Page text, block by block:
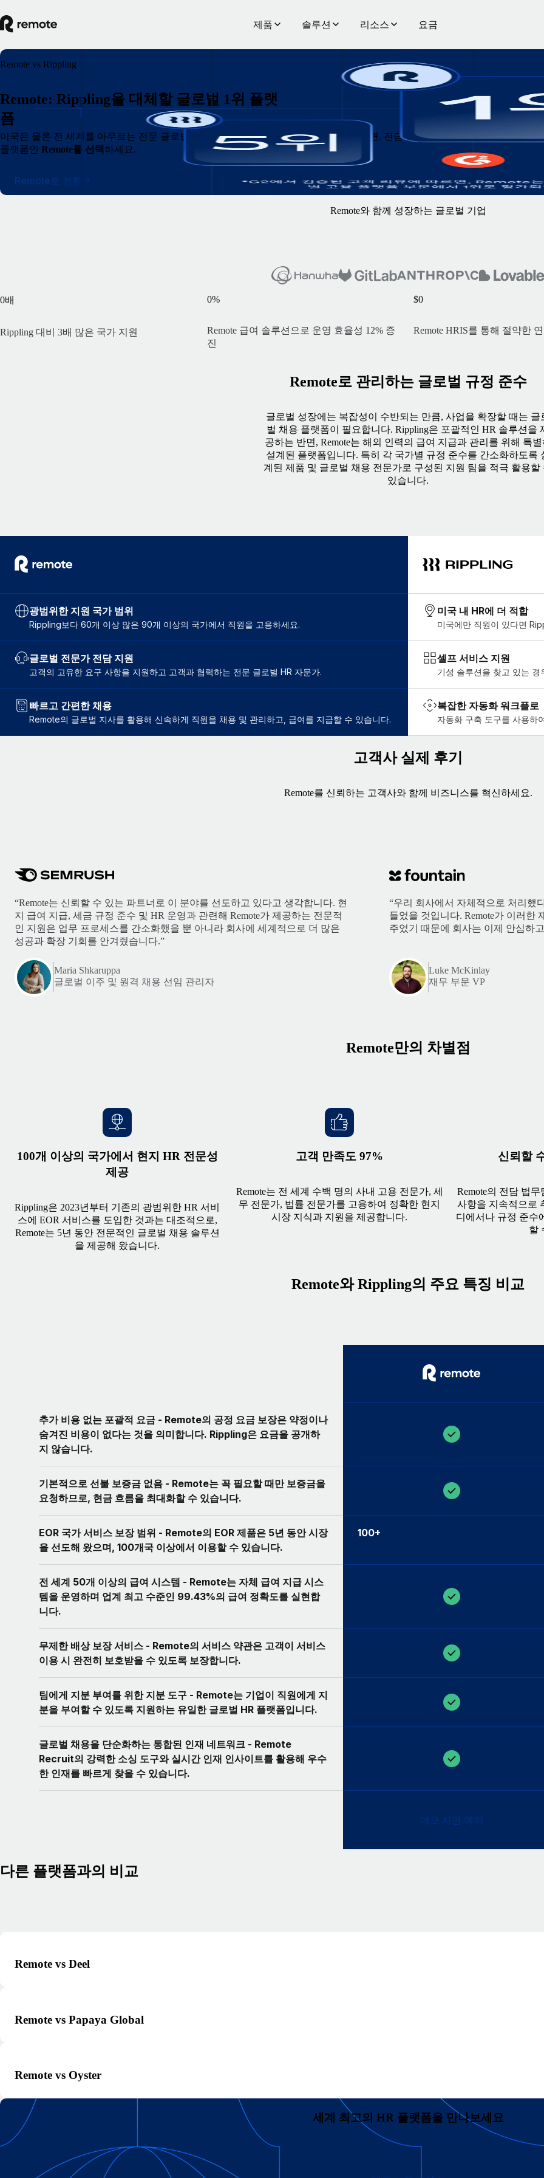
제품 솔루션 리소스 요금
Remote vs Rippling
Remote: Rippling을 대체할 글로벌 1위 플랫
폼
미국은 물론 전 세계를 아우르는 전문 글로벌 역량과 폭넓은 국내 보장 범위가 필요하다면, 전담 인력 지원, 규정 준수, 전문성
플랫폼인 Remote를 선택하세요.
Remote로 전환
Remote와 함께 성장하는 글로벌 기업
0배
Rippling 대비 3배 많은 국가 지원
0%
Remote 급여 솔루션으로 운영 효율성 12% 증
진
$0
Remote HRIS를 통해 절약한
Remote로 관리하는 글로벌 규정 준수
글로벌 성장에는 복잡성이 수반되는 만큼, 사업을 확장할 때는 글
벌 채용 플랫폼이 필요합니다. Rippling은 포괄적인 HR 솔루션을
공하는 반면, Remote는 해외 인력의 급여 지급과 관리를 위해 특별
설계된 플랫폼입니다. 특히 각 국가별 규정 준수를 간소화하도록
계된 제품 및 글로벌 채용 전문가로 구성된 지원 팀을 적극 활용할
있습니다.
광범위한 지원 국가 범위
Rippling보다 60개 이상 많은 90개 이상의 국가에서 직원을 고용하세요.
미국 내 HR에 더 적합
미국에만 직원이 있다면
글로벌 전문가 전담 지원
고객의 고유한 요구 사항을 지원하고 고객과 협력하는 전문 글로벌 HR 자문가.
셀프 서비스 지원
기성 솔루션을 찾고 있는
빠르고 간편한 채용
Remote의 글로벌 지사를 활용해 신속하게 직원을 채용 및 관리하고, 급여를 지급할 수 있습니다.
복잡한 자동화 워크플로
자동화 구축 도구를 사용하
고객사 실제 후기
Remote를 신뢰하는 고객사와 함께 비즈니스를 혁신하세요.
“Remote는 신뢰할 수 있는 파트너로 이 분야를 선도하고 있다고 생각합니다. 현
지 급여 지급, 세금 규정 준수 및 HR 운영과 관련해 Remote가 제공하는 전문적
인 지원은 업무 프로세스를 간소화했을 뿐 아니라 회사에 세계적으로 더 많은
성공과 확장 기회를 안겨줬습니다.”
Maria Shkaruppa
글로벌 이주 및 원격 채용 선임 관리자
“우리 회사에서 자체적으로 처리했
들었을 것입니다. Remote가 이러한
주었기 때문에 회사는 이제 안심하
Luke McKinlay
재무 부문 VP
Remote만의 차별점
100개 이상의 국가에서 현지 HR 전문성
제공
Rippling은 2023년부터 기존의 광범위한 HR 서비
스에 EOR 서비스를 도입한 것과는 대조적으로,
Remote는 5년 동안 전문적인 글로벌 채용 솔루션
을 제공해 왔습니다.
고객 만족도 97%
Remote는 전 세계 수백 명의 사내 고용 전문가, 세
무 전문가, 법률 전문가를 고용하여 정확한 현지
시장 지식과 지원을 제공합니다.
신뢰할
Remote의 전담 법
사항을 지속적으로
디에서나 규정 준수
할
Remote와 Rippling의 주요 특징 비교
추가 비용 없는 포괄적 요금 - Remote의 공정 요금 보장은 약정이나
숨겨진 비용이 없다는 것을 의미합니다. Rippling은 요금을 공개하
지 않습니다.
기본적으로 선불 보증금 없음 - Remote는 꼭 필요할 때만 보증금을
요청하므로, 현금 흐름을 최대화할 수 있습니다.
EOR 국가 서비스 보장 범위 - Remote의 EOR 제품은 5년 동안 시장
을 선도해 왔으며, 100개국 이상에서 이용할 수 있습니다.
100+
전 세계 50개 이상의 급여 시스템 - Remote는 자체 급여 지급 시스
템을 운영하며 업계 최고 수준인 99.43%의 급여 정확도를 실현합
니다.
무제한 배상 보장 서비스 - Remote의 서비스 약관은 고객이 서비스
이용 시 완전히 보호받을 수 있도록 보장합니다.
팀에게 지분 부여를 위한 지분 도구 - Remote는 기업이 직원에게 지
분을 부여할 수 있도록 지원하는 유일한 글로벌 HR 플랫폼입니다.
글로벌 채용을 단순화하는 통합된 인재 네트워크 - Remote
Recruit의 강력한 소싱 도구와 실시간 인재 인사이트를 활용해 우수
한 인재를 빠르게 찾을 수 있습니다.
데모 시연 예약
다른 플랫폼과의 비교
Remote vs Deel
Remote vs Papaya Global
Remote vs Oyster
세계 최고의 HR 플랫폼을 만나보세요